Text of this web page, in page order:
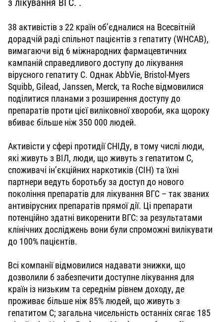
з лікування ВГС. .
38 активістів з 22 країн об’єдналися на Всесвітній
дорадчій раді спільнот пацієнтів з гепатиту (WHCAB),
вимагаючи від 6 міжнародних фармацевтичних
кампаній справедливого доступу до лікування
вірусного гепатиту С. Однак AbbVie, Bristol-Myers
Squibb, Gilead, Janssen, Merck, та Roche відмовилися
поділитися планами з розширення доступу до
препаратів проти цієї виліковної хвороби, яка щороку
вбиває більше ніж 350 000 людей.
Активісти у сфері протидії СНІДу, в тому числі люди,
які живуть з ВІЛ, люди, що живуть з гепатитом С,
споживачі ін’єкційних наркотиків (СІН) та їхні
партнери ведуть боротьбу за доступ до нового
покоління препаратів для лікування ВГС – так званих
антивірусних препаратів прямої дії. Ці препарати
потенційно здатні викоренити ВГС: за результатами
клінічних досліджень вони були спроможні вилікувати
до 100% пацієнтів.
Всі компанії відмовилися надавати знижки, що
дозволили б забезпечити доступне лікування для
країн із низьким та середнім рівнем доходу, де
проживає більше ніж 85% людей, що живуть з
гепатитом С; загальна чисельність останніх сягає 185